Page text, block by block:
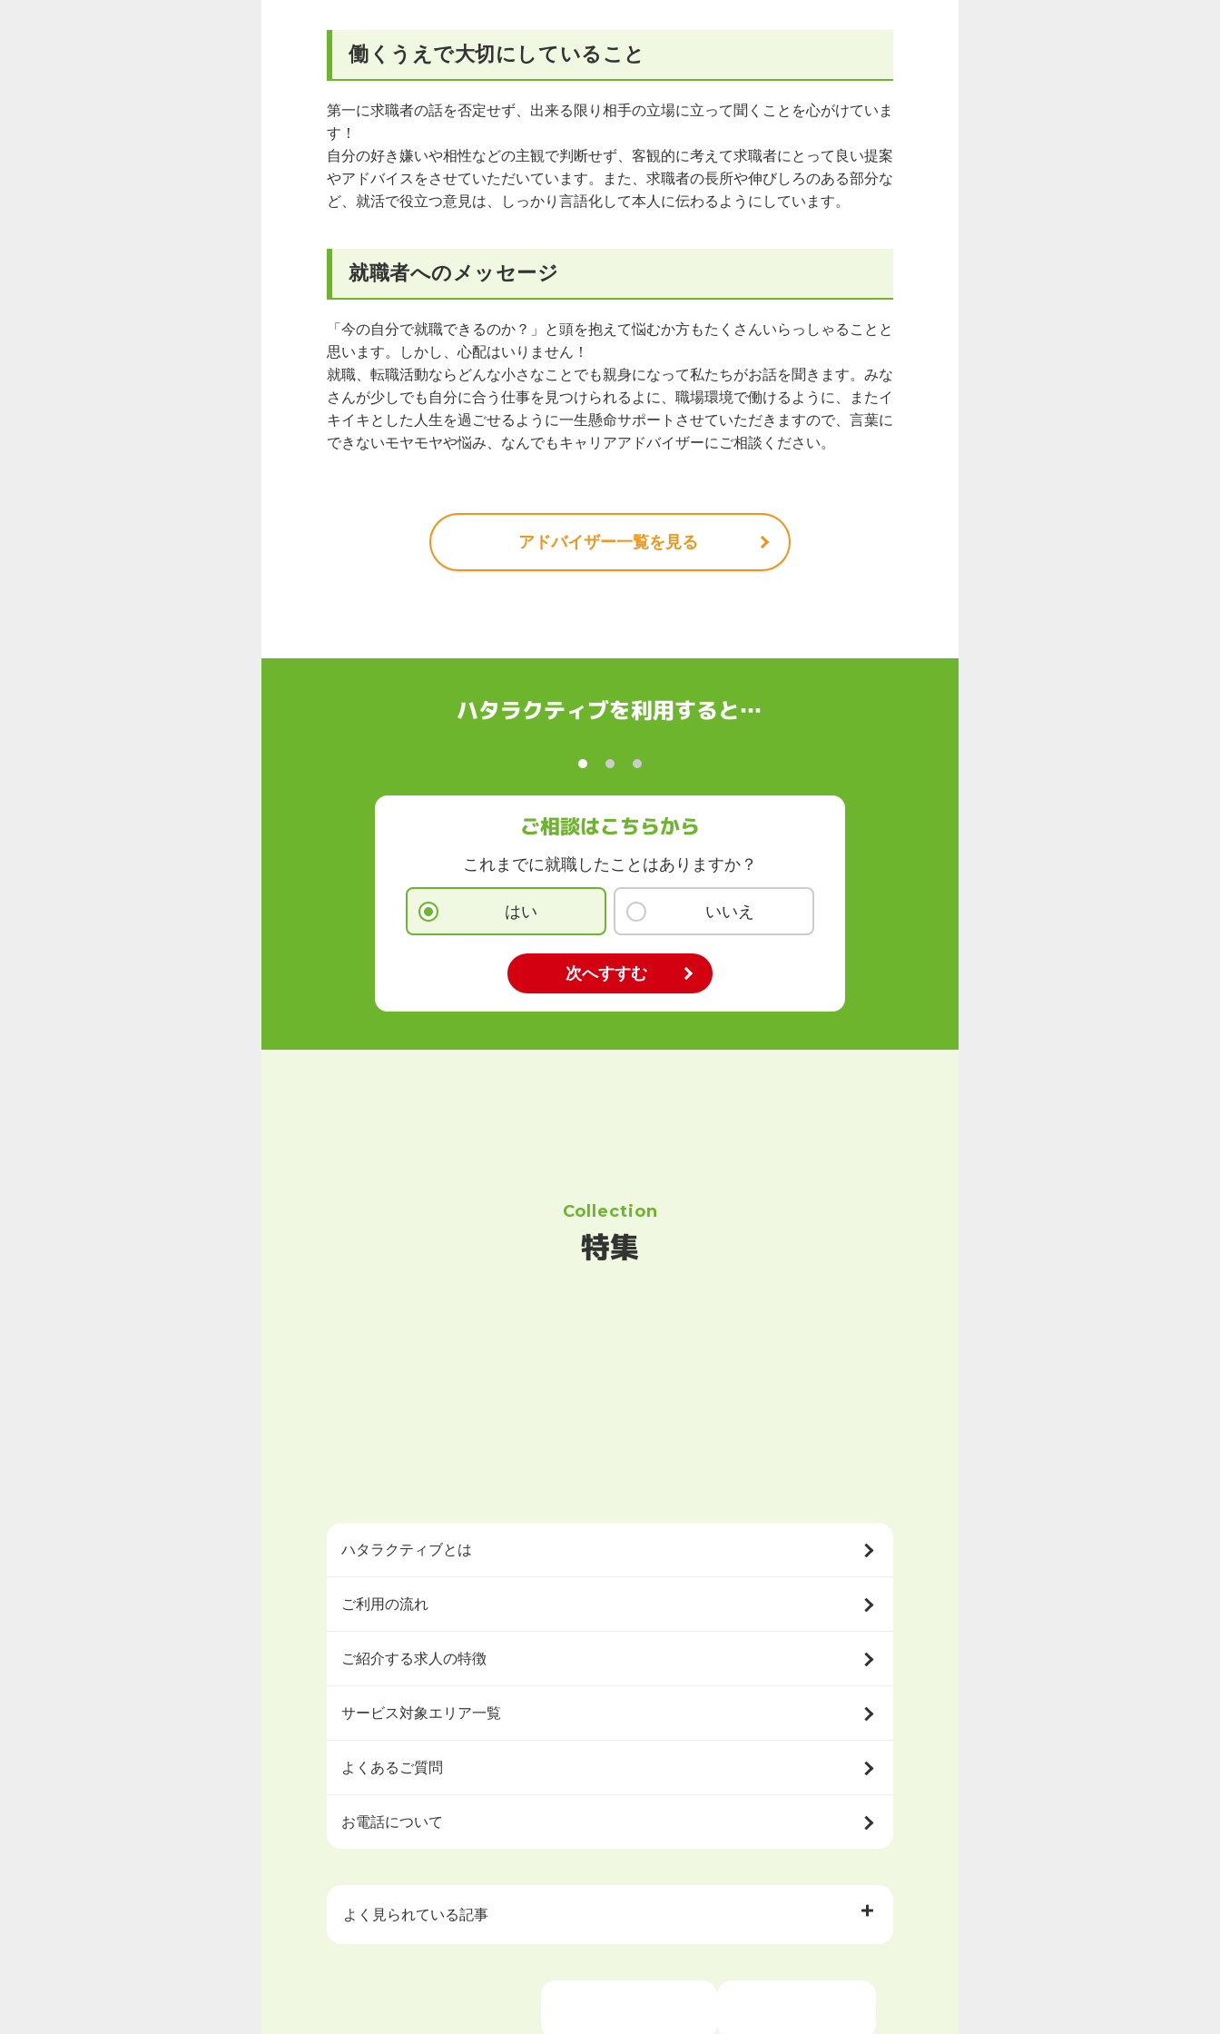
働くうえで大切にしていること
第一に求職者の話を否定せず、出来る限り相手の立場に立って聞くことを心がけていま
す！
自分の好き嫌いや相性などの主観で判断せず、客観的に考えて求職者にとって良い提案
やアドバイスをさせていただいています。また、求職者の長所や伸びしろのある部分な
ど、就活で役立つ意見は、しっかり言語化して本人に伝わるようにしています。
就職者へのメッセージ
「今の自分で就職できるのか？」と頭を抱えて悩むか方もたくさんいらっしゃることと
思います。しかし、心配はいりません！
就職、転職活動ならどんな小さなことでも親身になって私たちがお話を聞きます。みな
さんが少しでも自分に合う仕事を見つけられるよに、職場環境で働けるように、またイ
キイキとした人生を過ごせるように一生懸命サポートさせていただきますので、言葉に
できないモヤモヤや悩み、なんでもキャリアアドバイザーにご相談ください。
アドバイザー一覧を見る
ハタラクティブを利用すると…
ご相談はこちらから
これまでに就職したことはありますか？
はい いいえ
Collection
特集
ハタラクティブとは
ご利用の流れ
ご紹介する求人の特徴
サービス対象エリア一覧
よくあるご質問
お電話について
よく見られている記事
ハローワークを初めて利用するときの流れは？